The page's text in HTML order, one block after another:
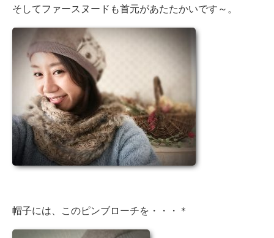
そしてファースヌードも首元があたたかいです～。
帽子には、このピンブローチを・・・＊